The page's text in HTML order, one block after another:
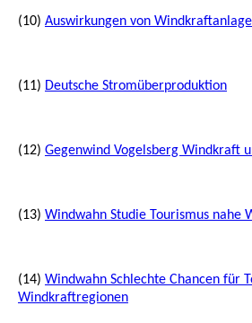
(10) Auswirkungen von
(11) Deutsche Stromüberproduktion
(12) Gegenwind Vogelsberg Windkraft
(13) Windwahn Studie Tourismus nahe
(14) Windwahn Schlechte Chancen für
Windkraftregionen